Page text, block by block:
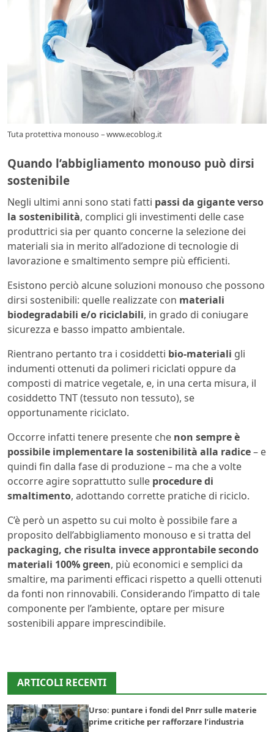
Tuta protettiva monouso – www.ecoblog.it
Quando l’abbigliamento monouso può dirsi
sostenibile
Negli ultimi anni sono stati fatti passi da gigante verso
la sostenibilità, complici gli investimenti delle case
produttrici sia per quanto concerne la selezione dei
materiali sia in merito all’adozione di tecnologie di
lavorazione e smaltimento sempre più efficienti.
Esistono perciò alcune soluzioni monouso che possono
dirsi sostenibili: quelle realizzate con materiali
biodegradabili e/o riciclabili, in grado di coniugare
sicurezza e basso impatto ambientale.
Rientrano pertanto tra i cosiddetti bio-materiali gli
indumenti ottenuti da polimeri riciclati oppure da
composti di matrice vegetale, e, in una certa misura, il
cosiddetto TNT (tessuto non tessuto), se
opportunamente riciclato.
Occorre infatti tenere presente che non sempre è
possibile implementare la sostenibilità alla radice– e
quindi fin dalla fase di produzione – ma che a volte
occorre agire soprattutto sulle procedure di
smaltimento, adottando corrette pratiche di riciclo.
C’è però un aspetto su cui molto è possibile fare a
proposito dell’abbigliamento monouso e si tratta del
packaging, che risulta invece approntabile secondo
materiali 100% green, più economici e semplici da
smaltire, ma parimenti efficaci rispetto a quelli ottenuti
da fonti non rinnovabili. Considerando l’impatto di tale
componente per l’ambiente, optare per misure
sostenibili appare imprescindibile.
ARTICOLI RECENTI
Urso: puntare i fondi del Pnrr sulle materie
prime critiche per rafforzare l’industria